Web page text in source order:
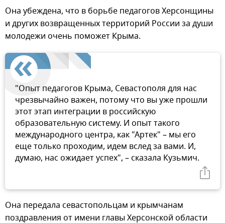
Она убеждена, что в борьбе педагогов Херсонщины
и других возвращенных территорий России за души
молодежи очень поможет Крыма.
"Опыт педагогов Крыма, Севастополя для нас
чрезвычайно важен, потому что вы уже прошли
этот этап интеграции в российскую
образовательную систему. И опыт такого
международного центра, как "Артек" – мы его
еще только проходим, идем вслед за вами. И,
думаю, нас ожидает успех", – сказала Кузьмич.
Она передала севастопольцам и крымчанам
поздравления от имени главы Херсонской области